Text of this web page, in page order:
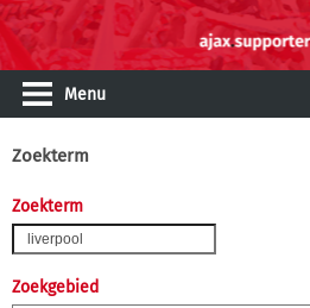
Menu
Zoekterm
Zoekterm
Zoekgebied